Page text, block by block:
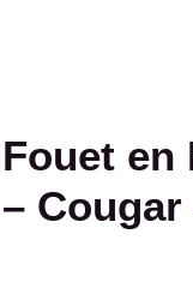
Fouet en
–